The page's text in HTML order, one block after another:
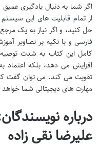
از تمام قابلیت های این
حل کنید، و اگر نیاز به یک
فارسی و با تکیه بر تصاویر
کامل این کتاب به شدت
افزایش می دهد، بلکه اعتماد
تقویت می کند. می توان گفت که
مهارت های دیجیتالی شما خواهد
درباره
علیرضا نقی زاده